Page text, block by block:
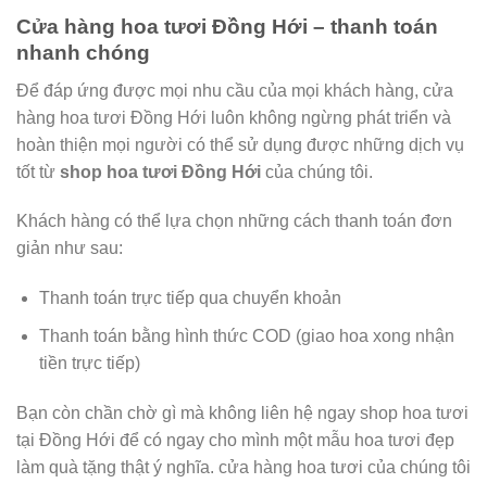
Cửa hàng hoa tươi Đồng Hới – thanh toán
nhanh chóng
Để đáp ứng được mọi nhu cầu của mọi khách hàng, cửa
hàng hoa tươi Đồng Hới luôn không ngừng phát triển và
hoàn thiện mọi người có thể sử dụng được những dịch vụ
tốt từ shop hoa tươi Đồng Hới của chúng tôi.
Khách hàng có thể lựa chọn những cách thanh toán đơn
giản như sau:
Thanh toán trực tiếp qua chuyển khoản
Thanh toán bằng hình thức COD (giao hoa xong nhận
tiền trực tiếp)
Bạn còn chần chờ gì mà không liên hệ ngay shop hoa tươi
tại Đồng Hới để có ngay cho mình một mẫu hoa tươi đẹp
làm quà tặng thật ý nghĩa. cửa hàng hoa tươi của chúng tôi